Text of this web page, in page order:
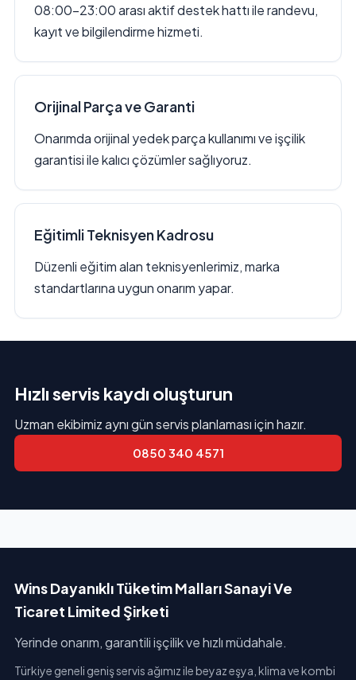
08:00–23:00 arası aktif destek hattı ile randevu,
kayıt ve bilgilendirme hizmeti.
Orijinal Parça ve Garanti
Onarımda orijinal yedek parça kullanımı ve işçilik
garantisi ile kalıcı çözümler sağlıyoruz.
Eğitimli Teknisyen Kadrosu
Düzenli eğitim alan teknisyenlerimiz, marka
standartlarına uygun onarım yapar.
Hızlı servis kaydı oluşturun
Uzman ekibimiz aynı gün servis planlaması için hazır.
0850 340 4571
Wins Dayanıklı Tüketim Malları Sanayi Ve
Ticaret Limited Şirketi
Yerinde onarım, garantili işçilik ve hızlı müdahale.
Türkiye geneli geniş servis ağımız ile beyaz eşya, klima ve kombi